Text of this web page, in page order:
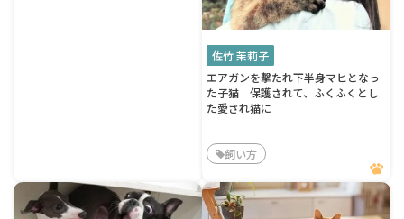
佐竹 茉莉子
エアガンを撃たれ下半身マヒとなっ
た子猫 保護されて、ふくふくとし
た愛され猫に
飼い方